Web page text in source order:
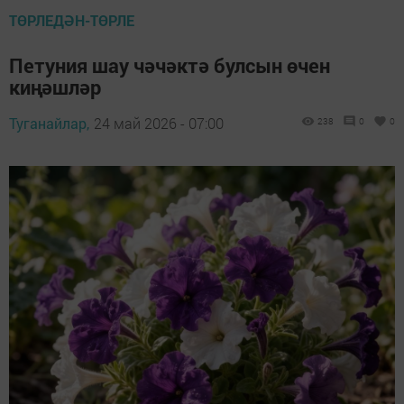
ТӨРЛЕДӘН-ТӨРЛЕ
Петуния шау чәчәктә булсын өчен
киңәшләр
Туганайлар, 24 май 2026 - 07:00 238 0 0